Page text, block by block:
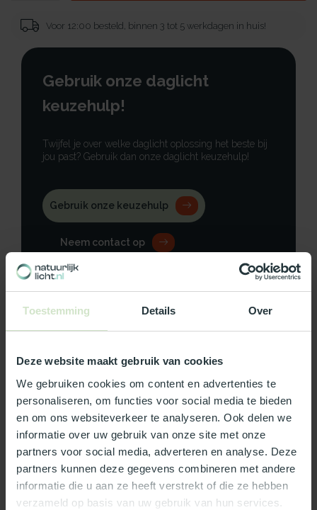
Toestemming Details Over
Deze website maakt gebruik van cookies
We gebruiken cookies om content en advertenties te
personaliseren, om functies voor social media te bieden
en om ons websiteverkeer te analyseren. Ook delen we
informatie over uw gebruik van onze site met onze
partners voor social media, adverteren en analyse. Deze
partners kunnen deze gegevens combineren met andere
informatie die u aan ze heeft verstrekt of die ze hebben
verzameld op basis van uw gebruik van hun services.
Voor 12:00 besteld, binnen 3 tot 5 werkdagen in huis!
Gebruik onze daglicht
keuzehulp!
Twijfel je over welke daglicht oplossing het beste bij
jou past? Gebruik dan onze daglicht keuzehulp!
Gebruik onze keuzehulp
Neem contact op
Productomschrijving
Specificaties
Reviews
Wat ons écht bijzonder maakt:
Officieel Skylux dealer!